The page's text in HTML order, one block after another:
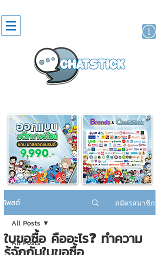
โพสต์ สมัครสมาชิก
All Posts
All Posts
ใบขอซื้อ คืออะไร❓ ทำความ